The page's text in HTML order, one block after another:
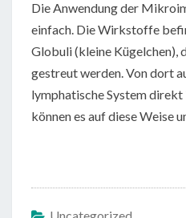
Die Anwendung der
einfach. Die Wirkstoffe
Globuli (kleine Kügelchen),
gestreut werden. Von dort
lymphatische System direkt
können es auf diese Weise